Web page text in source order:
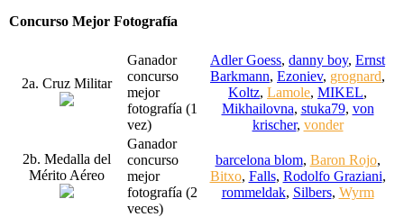
Concurso Mejor Fotografía
2a. Cruz Militar
Ganador
concurso
mejor
fotografía (1
vez)
Adler Goess, danny boy, Ernst
Barkmann, Ezoniev, grognard,
Koltz, Lamole, MIKEL,
Mikhailovna, stuka79, von
krischer, vonder
2b. Medalla del
Mérito Aéreo
Ganador
concurso
mejor
fotografía (2
veces)
barcelona blom, Baron Rojo,
Bitxo, Falls, Rodolfo Graziani,
rommeldak, Silbers, Wyrm